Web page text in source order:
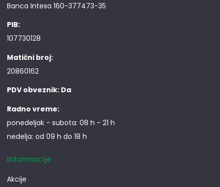
Banca Intesa 160-377473-35
PIB:
107730128
Matični broj:
20860162
PDV obveznik: Da
Radno vreme:
ponedeljak - subota: 08 h - 21 h
nedelja: od 09 h do 18 h
Informacije
Akcije